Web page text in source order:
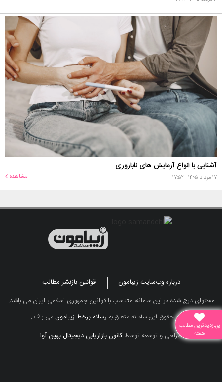
آشنایی با انواع آزمایش های ناباروری
۱۷ مرداد ۱۴۰۵ - ۱۷:۵۲ مشاهده
درباره وب‌سایت زیبامون
قوانین بازنشر مطالب
محتوای درج شده در این سامانه، متناسب با قوانین جمهوری اسلامی ایران می باشد.
تمامی حقوق این سامانه متعلق به رسانه برخط زیبامونمی باشد.
طراحی و توسعه توسطکانون بازاریابی دیجیتال بهین آوا
پربازدیدترین مطالب
هفته